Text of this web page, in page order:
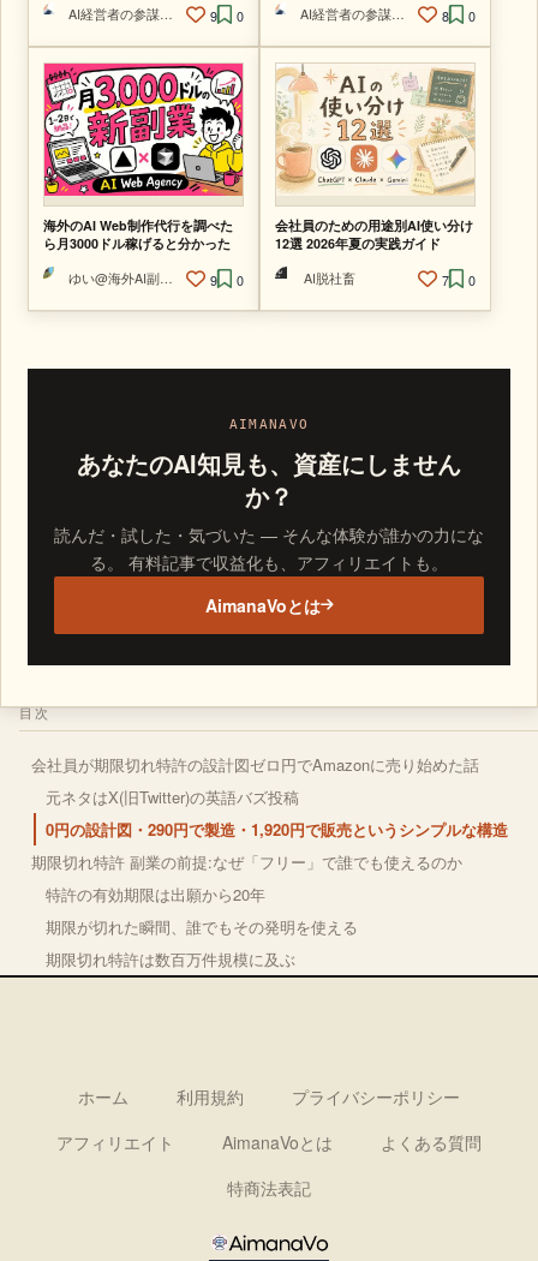
9 0 8 0
海外のAI Web制作代行を調べた
ら月3000ドル稼げると分かった
9 0
会社員のための用途別AI使い分け
12選 2026年夏の実践ガイド
AI脱社畜
7 0
AIMANAVO
あなたのAI知見も、資産にしません
か？
読んだ・試した・気づいた — そんな体験が誰かの力にな
る。 有料記事で収益化も、アフィリエイトも。
AimanaVoとは
目次
会社員が期限切れ特許の設計図ゼロ円でAmazonに売り始めた話
元ネタはX(旧Twitter)の英語バズ投稿
0円の設計図・290円で製造・1,920円で販売というシンプルな構造
期限切れ特許 副業の前提:なぜ「フリー」で誰でも使えるのか
特許の有効期限は出願から20年
期限が切れた瞬間、誰でもその発明を使える
期限切れ特許は数百万件規模に及ぶ
ホーム 利用規約
プライバシーポリシー
アフィリエイト
AimanaVoとは
よくある質問
特商法表記